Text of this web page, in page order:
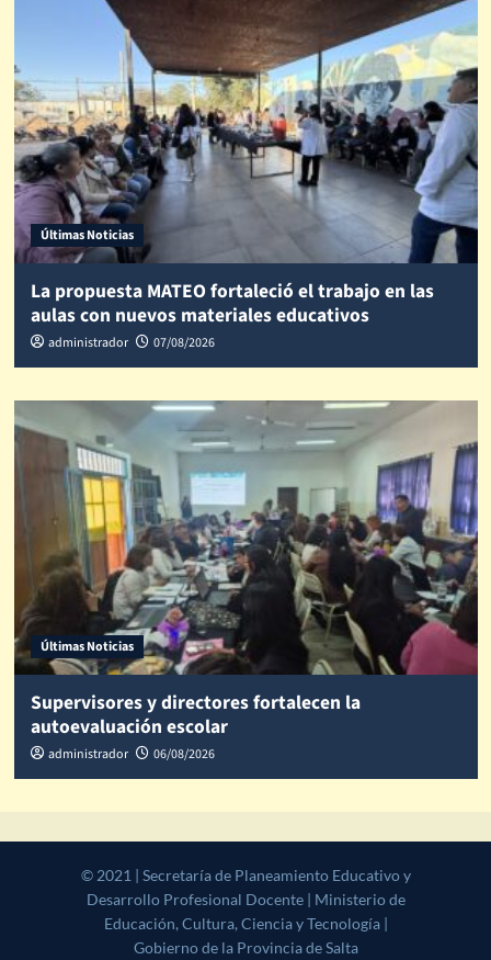
Últimas Noticias
La propuesta MATEO fortaleció el trabajo en las
aulas con nuevos materiales educativos
administrador 07/08/2026
Últimas Noticias
Supervisores y directores fortalecen la
autoevaluación escolar
administrador 06/08/2026
© 2021 | Secretaría de Planeamiento Educativo y Desarrollo
Profesional Docente | Ministerio de Educación, Cultura, Ciencia y
Tecnología | Gobierno de la Provincia de Salta|CoverNews
themes.